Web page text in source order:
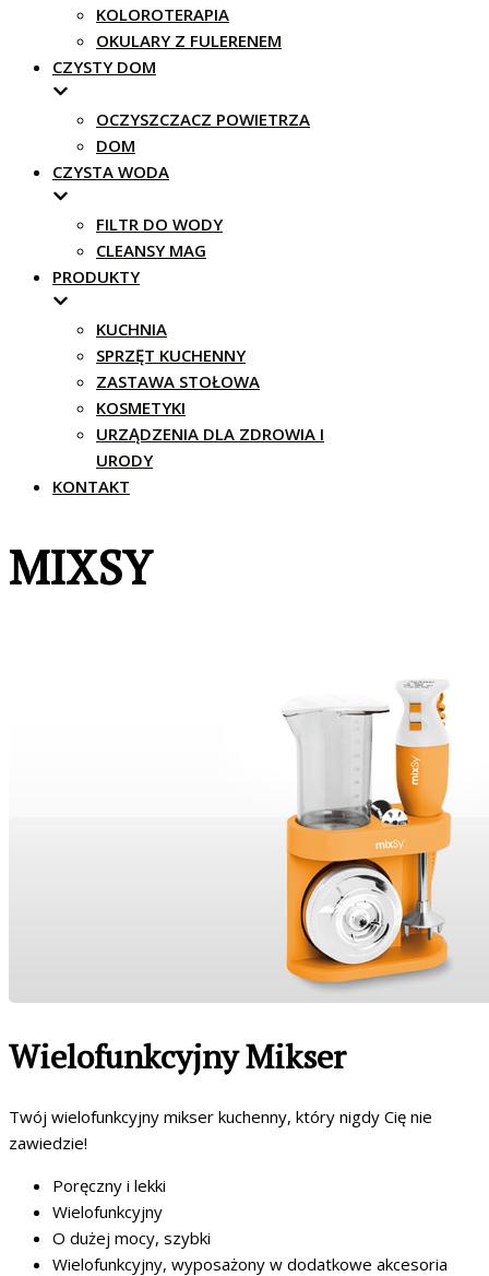
KOLOROTERAPIA
OKULARY Z FULERENEM
CZYSTY DOM
OCZYSZCZACZ POWIETRZA
DOM
CZYSTA WODA
FILTR DO WODY
CLEANSY MAG
PRODUKTY
KUCHNIA
SPRZĘT KUCHENNY
ZASTAWA STOŁOWA
KOSMETYKI
URZĄDZENIA DLA ZDROWIA I
URODY
KONTAKT
MIXSY
Wielofunkcyjny Mikser
Twój wielofunkcyjny mikser kuchenny, który nigdy Cię nie
zawiedzie!
Poręczny i lekki
Wielofunkcyjny
O dużej mocy, szybki
Wielofunkcyjny, wyposażony w dodatkowe akcesoria